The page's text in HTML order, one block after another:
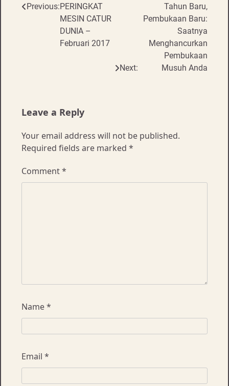
Post
navigation
Previous:PERINGKAT
MESIN CATUR
DUNIA –
Februari 2017
Next:
Tahun Baru,
Pembukaan Baru:
Saatnya
Menghancurkan
Pembukaan
Musuh Anda
Leave a Reply
Your email address will not be published.
Required fields are marked *
Comment*
Name*
Email *